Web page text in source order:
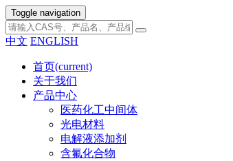
Toggle navigation
中文 ENGLISH
首页(current)
关于我们
产品中心
医药化工中间体
光电材料
电解液添加剂
含氟化合物